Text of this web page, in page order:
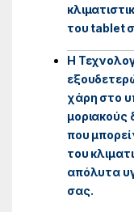
του tablet
Η
χάρη στο
μοριακούς
που
του
απόλυτα
σας.